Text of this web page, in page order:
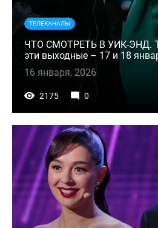
ТЕЛЕКАНАЛЫ
ЧТО СМОТРЕТЬ В УИК-ЭНД.
эти выходные – 17 и 18
16 января, 2026
2175 0